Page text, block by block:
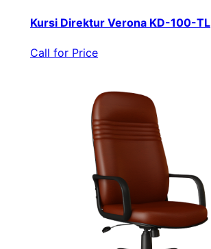
Kursi Direktur Verona KD-100-TL
Call for Price